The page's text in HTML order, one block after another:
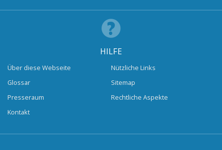
HILFE
Über diese Webseite
Glossar
Presseraum
Kontakt
Nützliche Links
Sitemap
Rechtliche Aspekte